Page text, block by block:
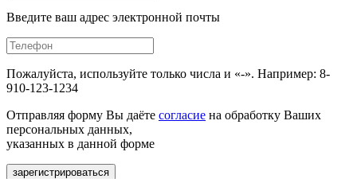
Введите ваш адрес электронной почты
Пожалуйста, используйте только числа и «-». Например: 8-
910-123-1234
Отправляя форму Вы даёте согласие на обработку Ваших
персональных данных,
указанных в данной форме
зарегистрироваться